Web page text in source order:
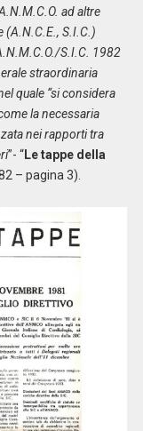
ad altre
(A.N.C.E., S.I.C.)
S.I.C. 1982
straordinaria
quale “si considera
la necessaria
nei rapporti tra
”- “Le tappe della
– pagina 3).